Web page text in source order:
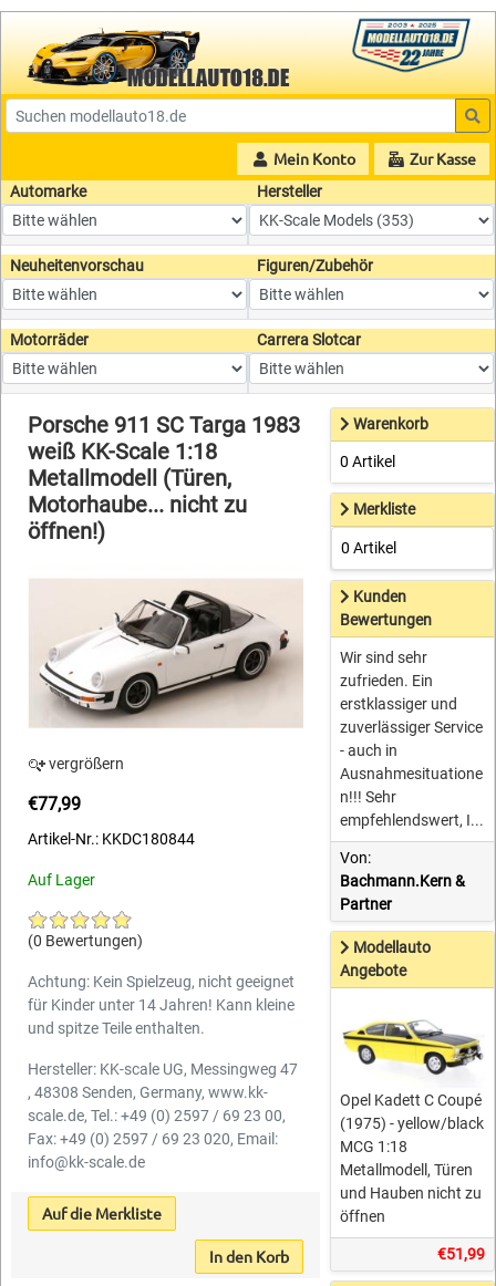
Mein Konto Zur Kasse
Automarke Hersteller
Neuheitenvorschau Figuren/Zubehör
Motorräder Carrera Slotcar
Porsche 911 SC Targa 1983
weiß KK-Scale 1:18
Metallmodell (Türen,
Motorhaube... nicht zu
öffnen!)
vergrößern
€77,99
Artikel-Nr.: KKDC180844
Auf Lager
(0 Bewertungen)
Achtung: Kein Spielzeug, nicht geeignet
für Kinder unter 14 Jahren! Kann kleine
und spitze Teile enthalten.
Hersteller: KK-scale UG, Messingweg 47
, 48308 Senden, Germany, www.kk-
scale.de, Tel.: +49 (0) 2597 / 69 23 00,
Fax: +49 (0) 2597 / 69 23 020, Email:
info@kk-scale.de
Auf die Merkliste
In den Korb
Warenkorb
0 Artikel
Merkliste
0 Artikel
Kunden
Bewertungen
Wir sind sehr
zufrieden. Ein
erstklassiger und
zuverlässiger Service
- auch in
Ausnahmesituatione
n!!! Sehr
empfehlendswert, I...
Von:
Bachmann.Kern &
Partner
Modellauto
Angebote
Opel Kadett C Coupé
(1975) - yellow/black
MCG 1:18
Metallmodell, Türen
und Hauben nicht zu
öffnen
€51,99